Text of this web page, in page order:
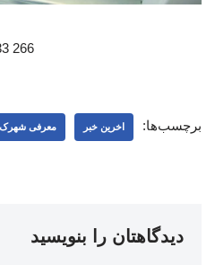
266 33
برچسب‌ها: اخرین خبر معرفی شهرک
دیدگاهتان را بنویسید